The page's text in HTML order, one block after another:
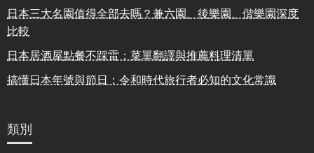
日本三大名園值得全部去嗎？兼六園、後樂園、偕樂園深度
比較
日本居酒屋點餐不踩雷：菜單翻譯與推薦料理清單
搞懂日本年號與節日：令和時代旅行者必知的文化常識
類別